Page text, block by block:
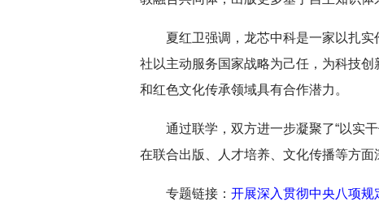
夏红卫强调，龙芯中科是一家以扎
社以主动服务国家战略为己任，为科技
和红色文化传承领域具有合作潜力。
通过联学，双方进一步凝聚了“以实
在联合出版、人才培养、文化传播等方面
专题链接： 开展深入贯彻中央八项规